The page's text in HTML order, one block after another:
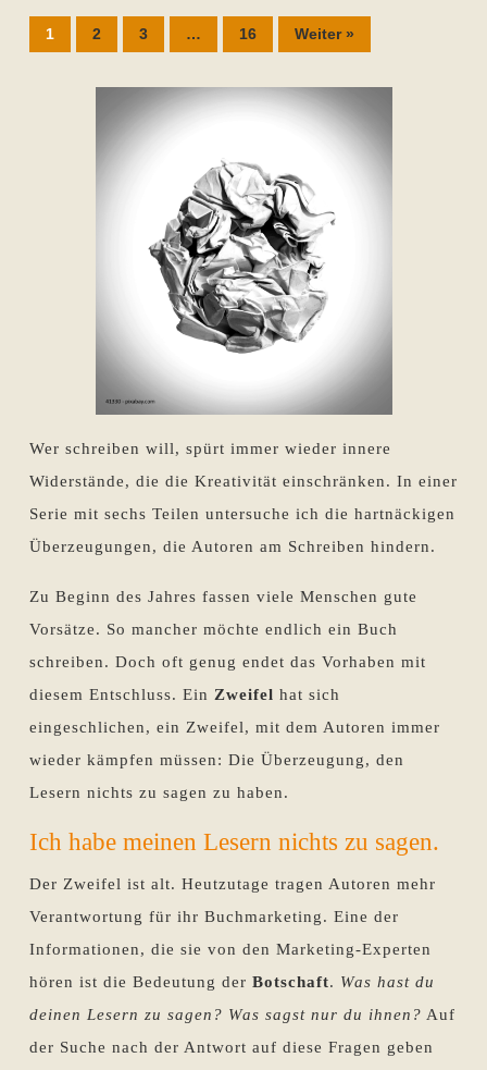
1 2 3 … 16 Weiter »
Wer schreiben will, spürt immer wieder innere
Widerstände, die die Kreativität einschränken. In einer
Serie mit sechs Teilen untersuche ich die hartnäckigen
Überzeugungen, die Autoren am Schreiben hindern.
Zu Beginn des Jahres fassen viele Menschen gute
Vorsätze. So mancher möchte endlich ein Buch
schreiben. Doch oft genug endet das Vorhaben mit
diesem Entschluss. Ein Zweifel hat sich
eingeschlichen, ein Zweifel, mit dem Autoren immer
wieder kämpfen müssen: Die Überzeugung, den
Lesern nichts zu sagen zu haben.
Ich habe meinen Lesern nichts zu sagen.
Der Zweifel ist alt. Heutzutage tragen Autoren mehr
Verantwortung für ihr Buchmarketing. Eine der
Informationen, die sie von den Marketing-Experten
hören ist die Bedeutung der Botschaft. Was hast du
deinen Lesern zu sagen? Was sagst nur du ihnen? Auf
der Suche nach der Antwort auf diese Fragen geben